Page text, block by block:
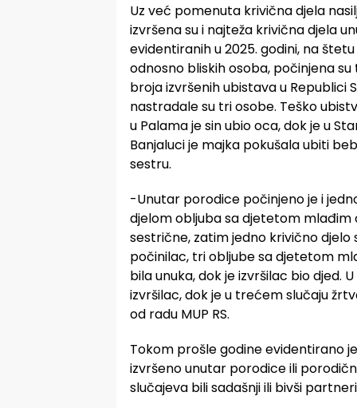
Uz već pomenuta krivična djela
izvršena su i najteža krivična djela
evidentiranih u 2025. godini, na
odnosno bliskih osoba, počinjena
broja izvršenih ubistava u Republici
nastradale su tri osobe. Teško
u Palama je sin ubio oca, dok je u
Banjaluci je majka pokušala ubiti
sestru.
-Unutar porodice počinjeno je i
djelom obljuba sa djetetom mlađim
sestrične, zatim jedno krivično
počinilac, tri obljube sa djetetom
bila unuka, dok je izvršilac bio djed.
izvršilac, dok je u trećem slučaju
od radu MUP RS.
Tokom prošle godine evidentirano
izvršeno unutar porodice ili
slučajeva bili sadašnji ili bivši